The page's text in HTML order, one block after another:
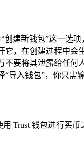
创建新钱包”这一
，在创建过程中
要将其泄露给任何
导入钱包”，你只
Trust 钱包进行买